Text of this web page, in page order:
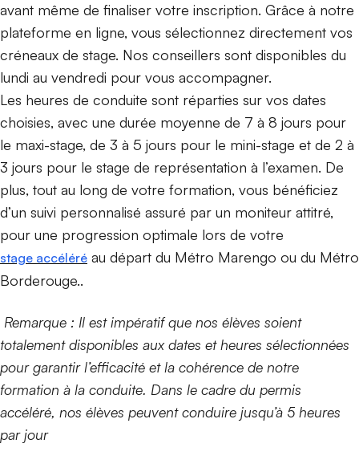
avant même de finaliser votre inscription. Grâce à notre
plateforme en ligne, vous sélectionnez directement vos
créneaux de stage. Nos conseillers sont disponibles du
lundi au vendredi pour vous accompagner.
Les heures de conduite sont réparties sur vos dates
choisies, avec une durée moyenne de 7 à 8 jours pour
le maxi-stage, de 3 à 5 jours pour le mini-stage et de 2 à
3 jours pour le stage de représentation à l’examen. De
plus, tout au long de votre formation, vous bénéficiez
d’un suivi personnalisé assuré par un moniteur attitré,
pour une progression optimale lors de votre
stage accéléré au départ du Métro Marengo ou du Métro
Borderouge..
Remarque : Il est impératif que nos élèves soient
totalement disponibles aux dates et heures sélectionnées
pour garantir l’efficacité et la cohérence de notre
formation à la conduite. Dans le cadre du permis
accéléré, nos élèves peuvent conduire jusqu’à 5 heures
par jour